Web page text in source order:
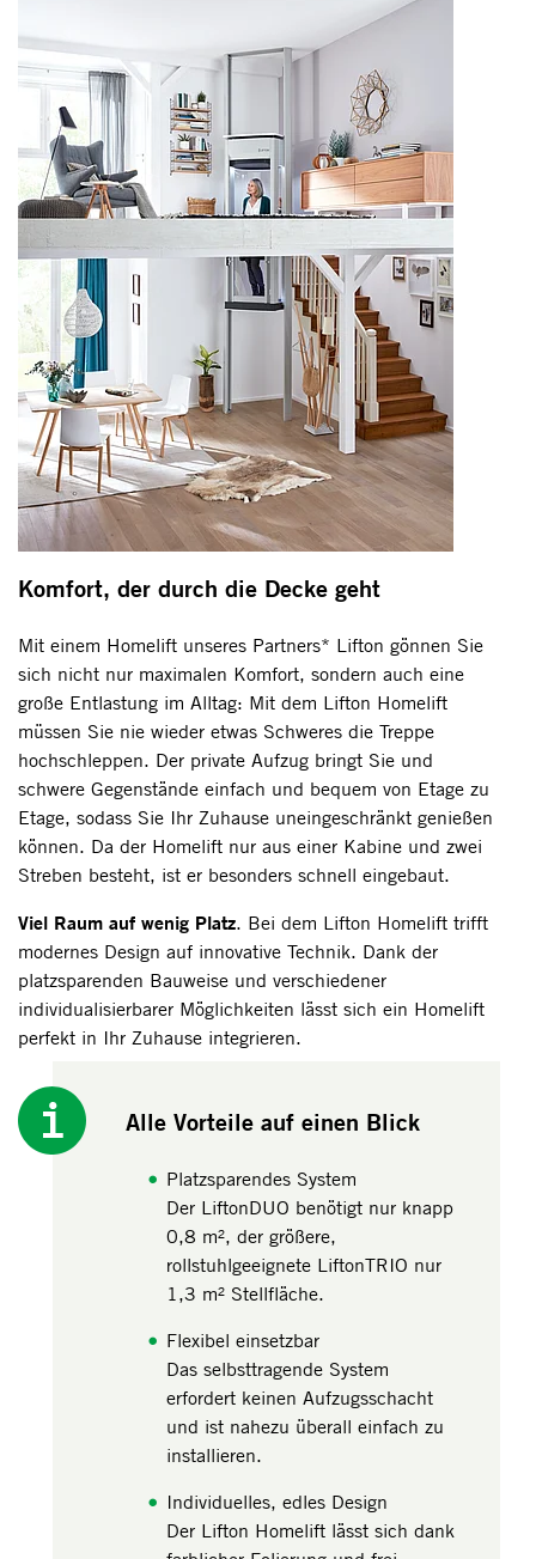
Komfort, der durch die Decke geht
Mit einem Homelift unseres Partners* Lifton gönnen Sie
sich nicht nur maximalen Komfort, sondern auch eine
große Entlastung im Alltag: Mit dem Lifton Homelift
müssen Sie nie wieder etwas Schweres die Treppe
hochschleppen. Der private Aufzug bringt Sie und
schwere Gegenstände einfach und bequem von Etage zu
Etage, sodass Sie Ihr Zuhause uneingeschränkt genießen
können. Da der Homelift nur aus einer Kabine und zwei
Streben besteht, ist er besonders schnell eingebaut.
Viel Raum auf wenig Platz. Bei dem Lifton Homelift trifft
modernes Design auf innovative Technik. Dank der
platzsparenden Bauweise und verschiedener
individualisierbarer Möglichkeiten lässt sich ein Homelift
perfekt in Ihr Zuhause integrieren.
Alle Vorteile auf einen Blick
Platzsparendes System
Der LiftonDUO benötigt nur knapp
0,8 m², der größere,
rollstuhlgeeignete LiftonTRIO nur
1,3 m² Stellfläche.
Flexibel einsetzbar
Das selbsttragende System
erfordert keinen Aufzugsschacht
und ist nahezu überall einfach zu
installieren.
Individuelles, edles Design
Der Lifton Homelift lässt sich dank